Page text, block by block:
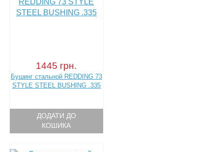
1445 грн.
Бушинг стальной REDDING 73
STYLE STEEL BUSHING .335
ДОДАТИ ДО
КОШИКА